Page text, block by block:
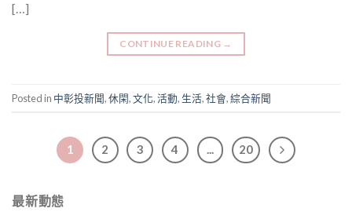
[…]
CONTINUE READING →
Posted in 中彰投新聞,休閑,文化,活動,生活,社會,綜合新聞
1 2 3 4 ... 20
最新動態